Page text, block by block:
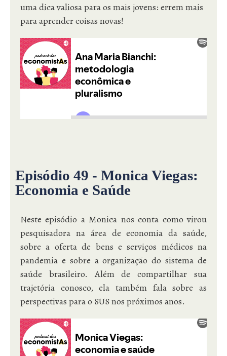
uma dica valiosa para os mais jovens: errem mais
para aprender coisas novas!
Episódio 49 - Monica Viegas:
Economia e Saúde
Neste episódio a Monica nos conta como virou
pesquisadora na área de economia da saúde,
sobre a oferta de bens e serviços médicos na
pandemia e sobre a organização do sistema de
saúde brasileiro. Além de compartilhar sua
trajetória conosco, ela também fala sobre as
perspectivas para o SUS nos próximos anos.